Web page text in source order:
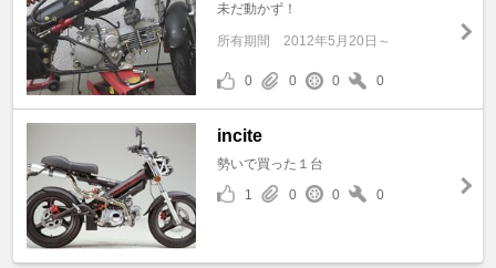
未だ動かず！
所有期間 2012年5月20日～
0 0 0 0
incite
勢いで買った１台
1
0 0 0